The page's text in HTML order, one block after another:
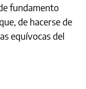
fundamento
de hacerse de
equívocas del